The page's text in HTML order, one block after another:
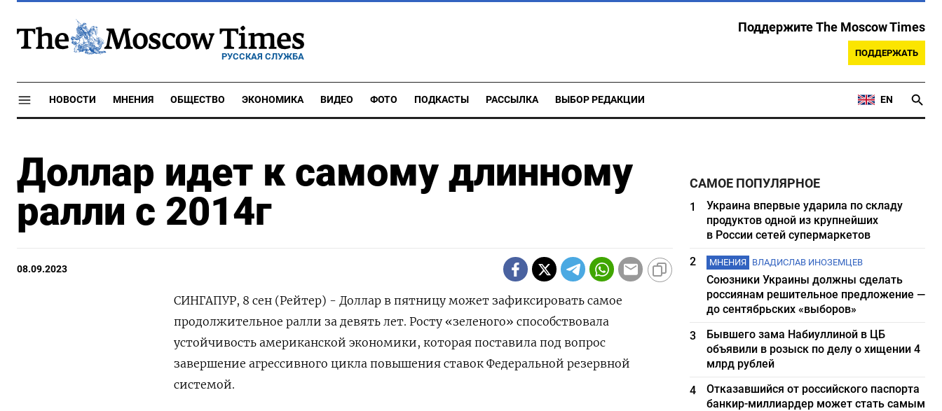
РУССКАЯ СЛУЖБА
Поддержите The Moscow Times
ПОДДЕРЖАТЬ
НОВОСТИ МНЕНИЯ ОБЩЕСТВО ЭКОНОМИКА ВИДЕО ФОТО ПОДКАСТЫ РАССЫЛКА ВЫБОР РЕДАКЦИИ EN
Доллар идет к самому длинному
ралли с 2014г
08.09.2023
СИНГАПУР, 8 сен (Рейтер) - Доллар в пятницу может зафиксировать самое
продолжительное ралли за девять лет. Росту «зеленого» способствовала
устойчивость американской экономики, которая поставила под вопрос
завершение агрессивного цикла повышения ставок Федеральной резервной
системой.
САМОЕ ПОПУЛЯРНОЕ
1
Украина впервые ударила по складу
продуктов одной из крупнейших
в России сетей супермаркетов
2
МНЕНИЯ ВЛАДИСЛАВ ИНОЗЕМЦЕВ
Союзники Украины должны сделать
россиянам решительное предложение —
до сентябрьских «выборов»
3
Бывшего зама Набиуллиной в ЦБ
объявили в розыск по делу о хищении 4
млрд рублей
4
Отказавшийся от российского паспорта
банкир-миллиардер может стать самым